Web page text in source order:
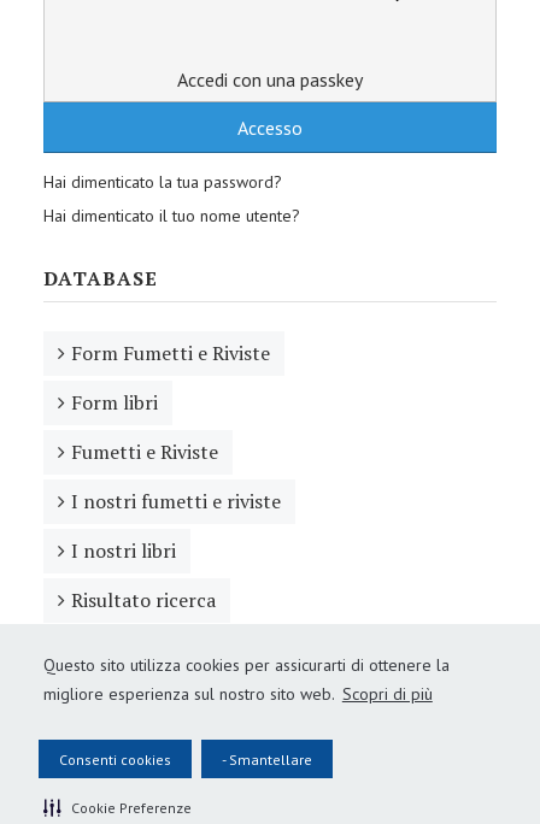
Questo sito utilizza cookies per assicurarti di ottenere la
migliore esperienza sul nostro sito web. Scopri di più
Consenti cookies - Smantellare
Cookie Preferenze
Accedi con una passkey
Accesso
Hai dimenticato la tua password?
Hai dimenticato il tuo nome utente?
DATABASE
Form Fumetti e Riviste
Form libri
Fumetti e Riviste
I nostri fumetti e riviste
I nostri libri
Risultato ricerca
ARCHIVIO
Se per caso qualche cosa su questo sito vi piace, siete pregati di